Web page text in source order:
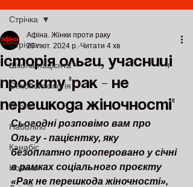
Стрічка
Школа пацієнта
Онкопсихологія
Блоги
Наболіло
Канабіс
Новини
Стрічка
Історія Ольги, учасниці
проєкту "Рак - не
перешкода жіночності"
Афіна. Жінки проти раку
23 лют. 2024 р. Читати 4 хв
Сьогодні розповімо вам про
Ольгу - пацієнтку, яку
безоплатно прооперовано у січні
в рамках соціального проєкту
«Рак не перешкода жіночності»,